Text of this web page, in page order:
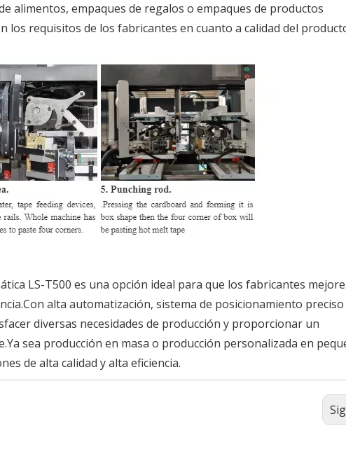
alimentos, empaques de regalos o empaques de productos
los requisitos de los fabricantes en cuanto a calidad del
LS-T500 es una opción ideal para que los fabricantes
alta automatización, sistema de posicionamiento preciso
diversas necesidades de producción y proporcionar un
sea producción en masa o producción personalizada en
de alta calidad y alta eficiencia.